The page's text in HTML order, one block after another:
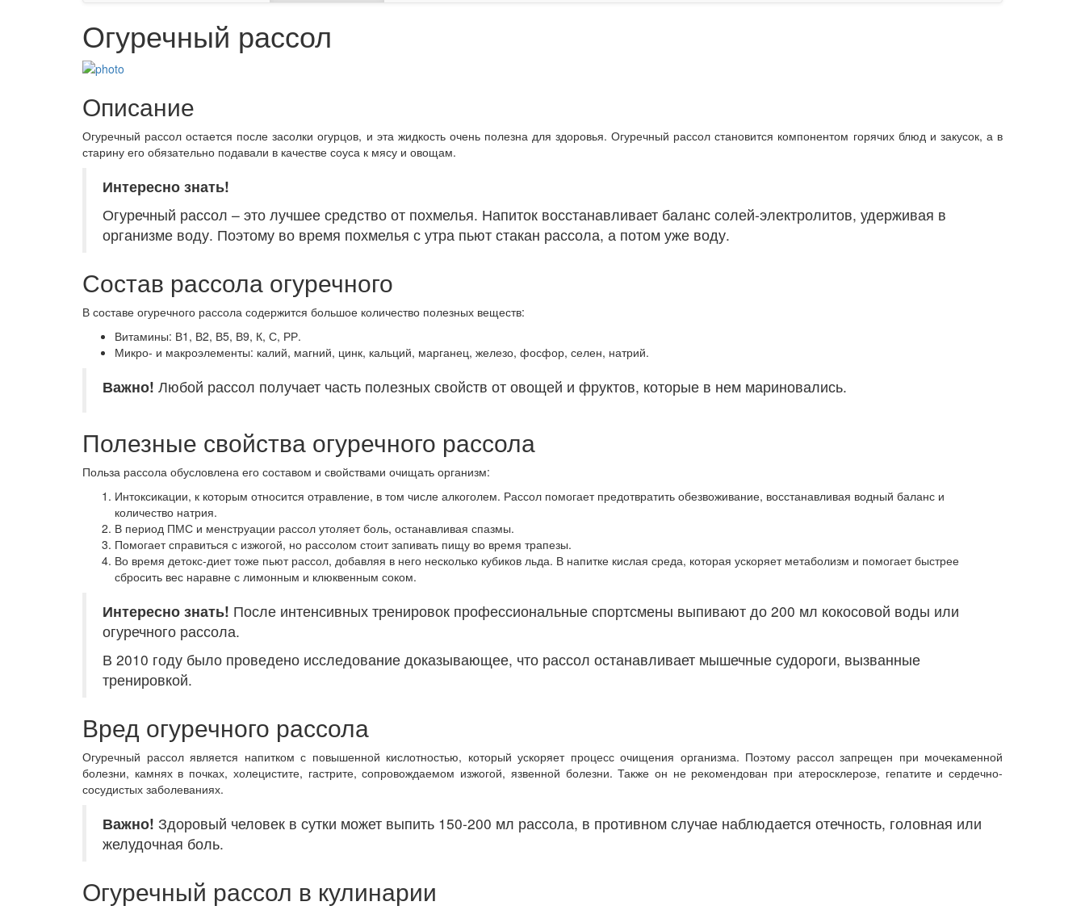
Огуречный рассол
Описание
Огуречный рассол остается после засолки огурцов, и эта жидкость очень полезна для здоровья. Огуречный рассол становится компонентом горячих блюд и закусок, а в
старину его обязательно подавали в качестве соуса к мясу и овощам.
Интересно знать!
Огуречный рассол – это лучшее средство от похмелья. Напиток восстанавливает баланс солей-электролитов, удерживая в
организме воду. Поэтому во время похмелья с утра пьют стакан рассола, а потом уже воду.
Состав рассола огуречного
В составе огуречного рассола содержится большое количество полезных веществ:
Витамины: В1, В2, В5, В9, К, С, РР.
Микро- и макроэлементы: калий, магний, цинк, кальций, марганец, железо, фосфор, селен, натрий.
Важно! Любой рассол получает часть полезных свойств от овощей и фруктов, которые в нем мариновались.
Полезные свойства огуречного рассола
Польза рассола обусловлена его составом и свойствами очищать организм:
Интоксикации, к которым относится отравление, в том числе алкоголем. Рассол помогает предотвратить обезвоживание, восстанавливая водный баланс и
количество натрия.
В период ПМС и менструации рассол утоляет боль, останавливая спазмы.
Помогает справиться с изжогой, но рассолом стоит запивать пищу во время трапезы.
Во время детокс-диет тоже пьют рассол, добавляя в него несколько кубиков льда. В напитке кислая среда, которая ускоряет метаболизм и помогает быстрее
сбросить вес наравне с лимонным и клюквенным соком.
Интересно знать! После интенсивных тренировок профессиональные спортсмены выпивают до 200 мл кокосовой воды или
огуречного рассола.
В 2010 году было проведено исследование доказывающее, что рассол останавливает мышечные судороги, вызванные
тренировкой.
Вред огуречного рассола
Огуречный рассол является напитком с повышенной кислотностью, который ускоряет процесс очищения организма. Поэтому рассол запрещен при мочекаменной
болезни, камнях в почках, холецистите, гастрите, сопровождаемом изжогой, язвенной болезни. Также он не рекомендован при атеросклерозе, гепатите и сердечно-
сосудистых заболеваниях.
Важно! Здоровый человек в сутки может выпить 150-200 мл рассола, в противном случае наблюдается отечность, головная или
желудочная боль.
Огуречный рассол в кулинарии